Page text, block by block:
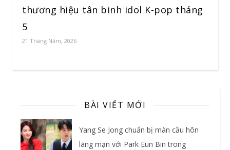
thương hiệu tân binh idol K-pop tháng
5
21 Tháng Năm, 2026
BÀI VIẾT MỚI
Yang Se Jong chuẩn bị màn cầu hôn
lãng mạn với Park Eun Bin trong